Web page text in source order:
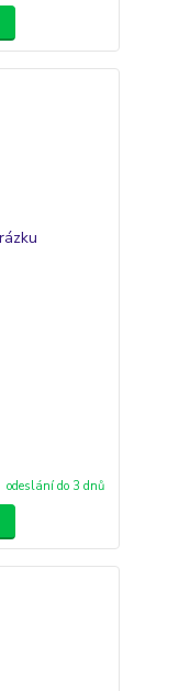
odeslání do 3 dnů